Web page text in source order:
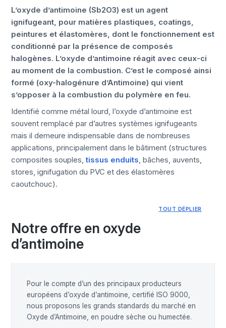
L’oxyde d’antimoine (Sb2O3) est un agent
ignifugeant, pour matières plastiques, coatings,
peintures et élastomères, dont le fonctionnement est
conditionné par la présence de composés
halogènes. L’oxyde d’antimoine réagit avec ceux-ci
au moment de la combustion. C’est le composé ainsi
formé (oxy-halogénure d’Antimoine) qui vient
s’opposer à la combustion du polymère en feu.
Identifié comme métal lourd, l’oxyde d’antimoine est
souvent remplacé par d’autres systèmes ignifugeants
mais il demeure indispensable dans de nombreuses
applications, principalement dans le bâtiment (structures
composites souples,tissus enduits, bâches, auvents,
stores, ignifugation du PVC et des élastomères
caoutchouc).
TOUT DÉPLIER
Notre offre en oxyde
d’antimoine
Pour le compte d’un des principaux producteurs
européens d’oxyde d’antimoine, certifié ISO 9000,
nous proposons les grands standards du marché en
Oxyde d’Antimoine, en poudre sèche ou humectée.